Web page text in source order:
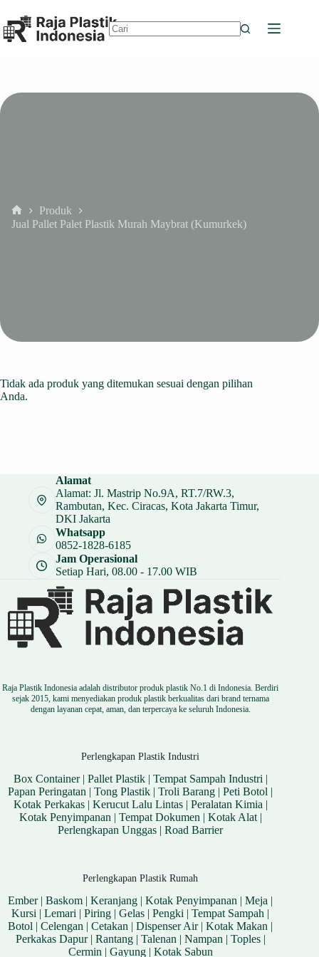
to
content
Home
Produk
Jual Pallet Palet Plastik Murah Maybrat (Kumurkek)
Tidak ada produk yang ditemukan sesuai dengan pilihan
Anda.
Alamat
Alamat: Jl. Mastrip No.9A, RT.7/RW.3,
Rambutan, Kec. Ciracas, Kota Jakarta Timur,
DKI Jakarta
Whatsapp
0852-1828-6185
Jam Operasional
Setiap Hari, 08.00 - 17.00 WIB
Raja Plastik Indonesia adalah distributor produk plastik No.1 di Indonesia. Berdiri
sejak 2015, kami menyediakan produk plastik berkualitas dari brand ternama
dengan layanan cepat, aman, dan terpercaya ke seluruh Indonesia.
Perlengkapan Plastik Industri
Box Container| Pallet Plastik| Tempat Sampah Industri |
Papan Peringatan |Tong Plastik |Troli Barang |Peti Botol |
Kotak Perkakas| Kerucut Lalu Lintas| Peralatan Kimia |
Kotak Penyimpanan | Tempat Dokumen | Kotak Alat|
Perlengkapan Unggas |Road Barrier
Perlengkapan Plastik Rumah
Ember|Baskom |Keranjang |Kotak Penyimpanan |Meja |
Kursi |Lemari |Piring |Gelas |Pengki |Tempat Sampah |
Botol |Celengan |Cetakan |Dispenser Air|Kotak Makan |
Perkakas Dapur| Rantang| Talenan | Nampan | Toples|
Cermin | Gayung| Kotak Sabun